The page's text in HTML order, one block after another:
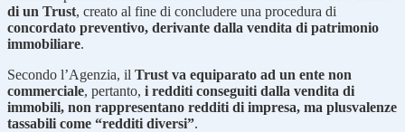
di un Trust, creato al fine di concludere una procedura di
concordato preventivo, derivante dalla vendita di patrimonio
immobiliare.
Secondo l’Agenzia, il Trust va equiparato ad un ente non
commerciale, pertanto, i redditi conseguiti dalla vendita di
immobili, non rappresentano redditi di impresa, ma plusvalenze
tassabili come “redditi diversi”.